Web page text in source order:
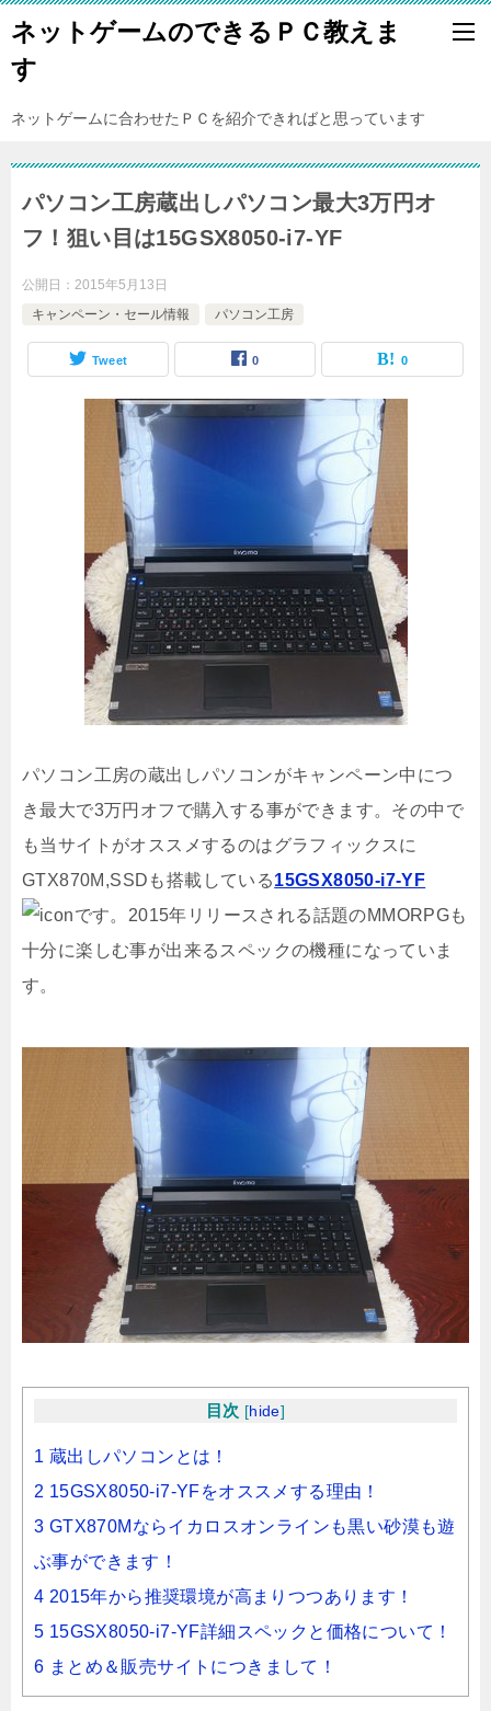
ネットゲームのできるＰＣ教えま
す
ネットゲームに合わせたＰＣを紹介できればと思っています
パソコン工房蔵出しパソコン最大3万円オ
フ！狙い目は15GSX8050-i7-YF
公開日： 2015年5月13日
キャンペーン・セール情報
パソコン工房
Tweet 0 0
パソコン工房の蔵出しパソコンがキャンペーン中につ
き最大で3万円オフで購入する事ができます。その中で
も当サイトがオススメするのはグラフィックスに
GTX870M,SSDも搭載している15GSX8050-i7-YF
です。2015年リリースされる話題のMMORPGも
十分に楽しむ事が出来るスペックの機種になっていま
す。
目次 [hide]
1 蔵出しパソコンとは！
2 15GSX8050-i7-YFをオススメする理由！
3 GTX870Mならイカロスオンラインも黒い砂漠も遊
ぶ事ができます！
4 2015年から推奨環境が高まりつつあります！
5 15GSX8050-i7-YF詳細スペックと価格について！
6 まとめ＆販売サイトにつきまして！